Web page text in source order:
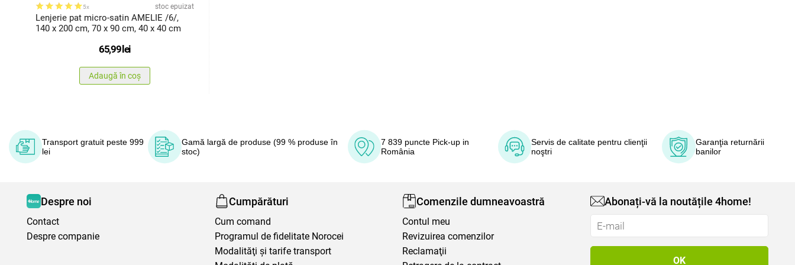
5x stoc epuizat
Lenjerie pat micro-satin AMELIE /6/,
140 x 200 cm, 70 x 90 cm, 40 x 40 cm
65,99lei
Adaugă în coș
Transport gratuit peste 999
lei
Gamă largă de produse (99 % produse în
stoc)
7 839 puncte Pick-up in
România
Servis de calitate pentru clienţii
noştri
Garanţia returnării
banilor
Despre noi
Contact
Despre companie
Cumpărături
Cum comand
Programul de fidelitate Norocei
Modalităţi şi tarife transport
Comenzile dumneavoastră
Contul meu
Revizuirea comenzilor
Reclamaţii
Abonați-vă la noutățile 4home!